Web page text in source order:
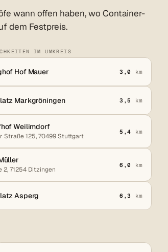
wann offen haben, wo Container-
dem Festpreis.
IM UMKREIS
Hof Mauer 3,0 km
Markgröningen 3,5 km
Weilimdorf
Straße 125, 70499 Stuttgart
5,4 km
2, 71254 Ditzingen
6,0 km
Asperg 6,3 km